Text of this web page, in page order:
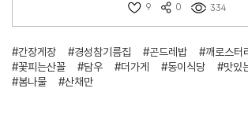
9 0 334
#간장게장 #경성참기름집 #곤드레밥
#깨로스터
#꽃피는산꼴
#담우 #더가게 #동이식당 #맛있
#봄나물
#산채만